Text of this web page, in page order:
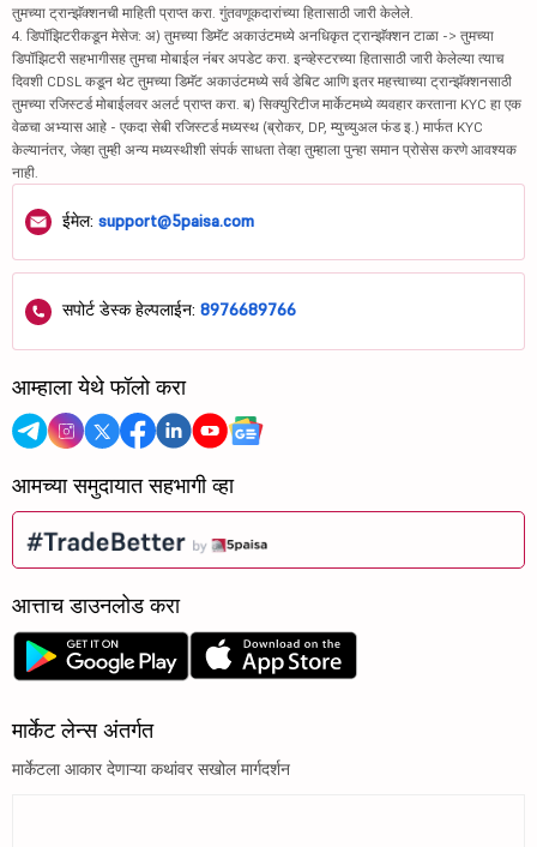
तुमच्या ट्रान्झॅक्शनची माहिती प्राप्त करा. गुंतवणूकदारांच्या हितासाठी जारी केलेले.
4. डिपॉझिटरीकडून मेसेज: अ) तुमच्या डिमॅट अकाउंटमध्ये अनधिकृत ट्रान्झॅक्शन टाळा -> तुमच्या
डिपॉझिटरी सहभागीसह तुमचा मोबाईल नंबर अपडेट करा. इन्व्हेस्टरच्या हितासाठी जारी केलेल्या त्याच
दिवशी CDSL कडून थेट तुमच्या डिमॅट अकाउंटमध्ये सर्व डेबिट आणि इतर महत्त्वाच्या ट्रान्झॅक्शनसाठी
तुमच्या रजिस्टर्ड मोबाईलवर अलर्ट प्राप्त करा. ब) सिक्युरिटीज मार्केटमध्ये व्यवहार करताना KYC हा एक
वेळचा अभ्यास आहे - एकदा सेबी रजिस्टर्ड मध्यस्थ (ब्रोकर, DP, म्युच्युअल फंड इ.) मार्फत KYC
केल्यानंतर, जेव्हा तुम्ही अन्य मध्यस्थीशी संपर्क साधता तेव्हा तुम्हाला पुन्हा समान प्रोसेस करणे आवश्यक
नाही.
ईमेल: support@5paisa.com
सपोर्ट डेस्क हेल्पलाईन: 8976689766
आम्हाला येथे फॉलो करा
आमच्या समुदायात सहभागी व्हा
आत्ताच डाउनलोड करा
मार्केट लेन्स अंतर्गत
मार्केटला आकार देणाऱ्या कथांवर सखोल मार्गदर्शन